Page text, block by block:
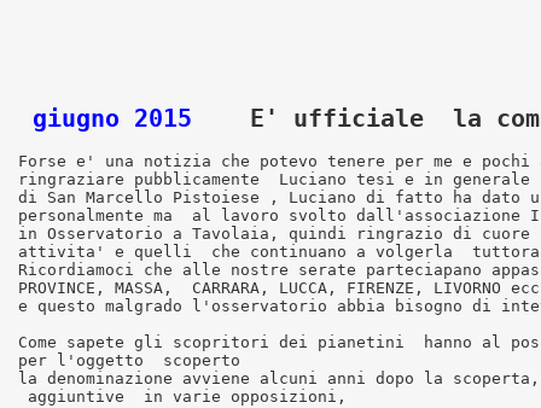
giugno 2015 E' ufficiale  la
Forse e' una notizia che potevo tenere per me e
ringraziare pubblicamente  Luciano tesi e in generale
di San Marcello Pistoiese , Luciano di fatto ha dato
personalmente ma  al lavoro svolto dall'associazione
in Osservatorio a Tavolaia, quindi ringrazio di
attivita' e quelli  che continuano a volgerla
Ricordiamoci che alle nostre serate parteciapano
PROVINCE, MASSA,  CARRARA, LUCCA, FIRENZE, LIVORNO
e questo malgrado l'osservatorio abbia bisogno di
Come sapete gli scopritori dei pianetini  hanno al
per l'oggetto  scoperto
la denominazione avviene alcuni anni dopo la
aggiuntive  in varie opposizioni,